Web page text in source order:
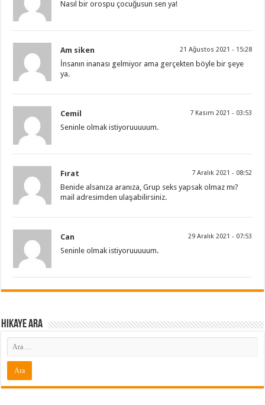
Nasıl bir orospu çocuğusun sen ya!
Am siken 21 Ağustos 2021 - 15:28
İnsanın inanası gelmiyor ama gerçekten böyle bir şeye
ya.
Cemil 7 Kasım 2021 - 03:53
Seninle olmak istiyoruuuuum.
Fırat 7 Aralık 2021 - 08:52
Benide alsanıza aranıza, Grup seks yapsak olmaz mı?
mail adresimden ulaşabilirsiniz.
Can 29 Aralık 2021 - 07:53
Seninle olmak istiyoruuuuum.
Hikaye ARA